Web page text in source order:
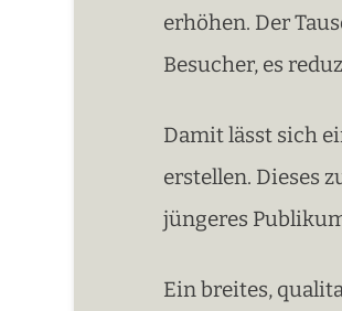
erhöhen. Der
Besucher, es
Damit lässt sich
erstellen. Dieses
jüngeres
Ein breites,